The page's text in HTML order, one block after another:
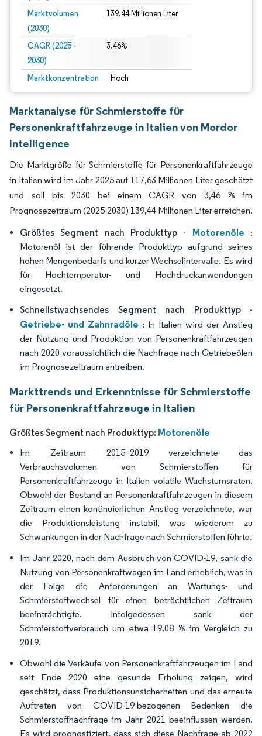
Marktvolumen
(2030)
139.44 Millionen Liter
CAGR (2025 -
2030)
3.46%
Marktkonzentration Hoch
Marktanalyse für Schmierstoffe für
Personenkraftfahrzeuge in Italien von Mordor
Intelligence
Die Marktgröße für Schmierstoffe für Personenkraftfahrzeuge
in Italien wird im Jahr 2025 auf 117,63 Millionen Liter geschätzt
und soll bis 2030 bei einem CAGR von 3,46 % im
Prognosezeitraum (2025-2030) 139,44 Millionen Liter erreichen.
Größtes Segment nach Produkttyp - Motorenöle :
Motorenöl ist der führende Produkttyp aufgrund seines
hohen Mengenbedarfs und kurzer Wechselintervalle. Es wird
für Hochtemperatur- und Hochdruckanwendungen
eingesetzt.
Schnellstwachsendes Segment nach Produkttyp -
Getriebe- und Zahnradöle : In Italien wird der Anstieg
der Nutzung und Produktion von Personenkraftfahrzeugen
nach 2020 voraussichtlich die Nachfrage nach Getriebeölen
im Prognosezeitraum antreiben.
Markttrends und Erkenntnisse für Schmierstoffe
für Personenkraftfahrzeuge in Italien
Größtes Segment nach Produkttyp: Motorenöle
Im Zeitraum 2015–2019 verzeichnete das
Verbrauchsvolumen von Schmierstoffen für
Personenkraftfahrzeuge in Italien volatile Wachstumsraten.
Obwohl der Bestand an Personenkraftfahrzeugen in diesem
Zeitraum einen kontinuierlichen Anstieg verzeichnete, war
die Produktionsleistung instabil, was wiederum zu
Schwankungen in der Nachfrage nach Schmierstoffen führte.
Im Jahr 2020, nach dem Ausbruch von COVID-19, sank die
Nutzung von Personenkraftwagen im Land erheblich, was in
der Folge die Anforderungen an Wartungs- und
Schmierstoffwechsel für einen beträchtlichen Zeitraum
beeinträchtigte. Infolgedessen sank der
Schmierstoffverbrauch um etwa 19,08 % im Vergleich zu
2019.
Obwohl die Verkäufe von Personenkraftfahrzeugen im Land
seit Ende 2020 eine gesunde Erholung zeigen, wird
geschätzt, dass Produktionsunsicherheiten und das erneute
Auftreten von COVID-19-bezogenen Bedenken die
Schmierstoffnachfrage im Jahr 2021 beeinflussen werden.
Es wird prognostiziert, dass sich diese Nachfrage ab 2022